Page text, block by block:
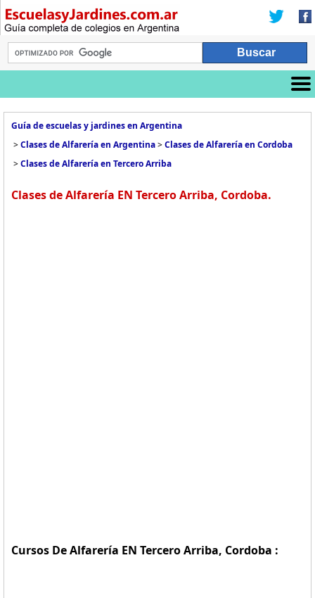
Guía de escuelas y jardines en Argentina
>Clases de Alfarería en Argentina>Clases de Alfarería en Cordoba
>Clases de Alfarería en Tercero Arriba
Clases de Alfarería EN Tercero Arriba, Cordoba.
Cursos De Alfarería EN Tercero Arriba, Cordoba :